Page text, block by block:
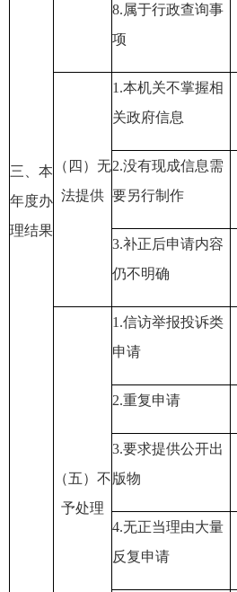
三、本
年度办
理结果
8.属于行政查询事
项
（四）无
法提供
1.本机关不掌握相
关政府信息
2.没有现成信息需
要另行制作
3.补正后申请内容
仍不明确
（五）不
予处理
1.信访举报投诉类
申请
2.重复申请
3.要求提供公开出
版物
4.无正当理由大量
反复申请